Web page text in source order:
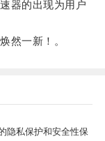
器的出现为用户
一新！。
隐私保护和安全性保